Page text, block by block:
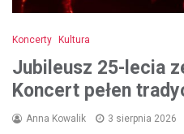
Koncerty Kultura
Jubileusz 25-lecia
Koncert pełen
Anna Kowalik 3 sierpnia 2026